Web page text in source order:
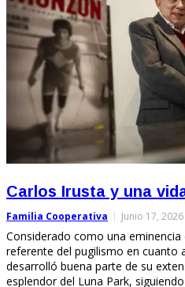
Carlos Irusta y una
Familia Cooperativa Junio 17, 2026
Considerado como una
referente del pugilismo en cuanto
desarrolló buena parte de su
esplendor del Luna Park,